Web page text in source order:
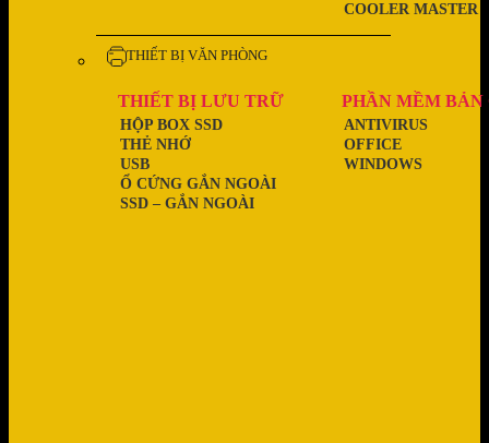
COOLER MASTER
THIẾT BỊ VĂN PHÒNG
THIẾT BỊ LƯU TRỮ
SSD – GẮN NGOÀI
Ổ CỨNG GẮN NGOÀI
USB
THẺ NHỚ
HỘP BOX SSD
PHẦN MỀM BẢN
WINDOWS
OFFICE
ANTIVIRUS